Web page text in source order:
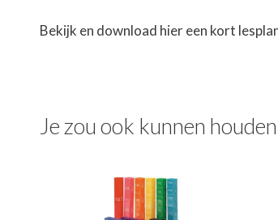
Bekijk en download hier een kort
Je zou ook kunnen